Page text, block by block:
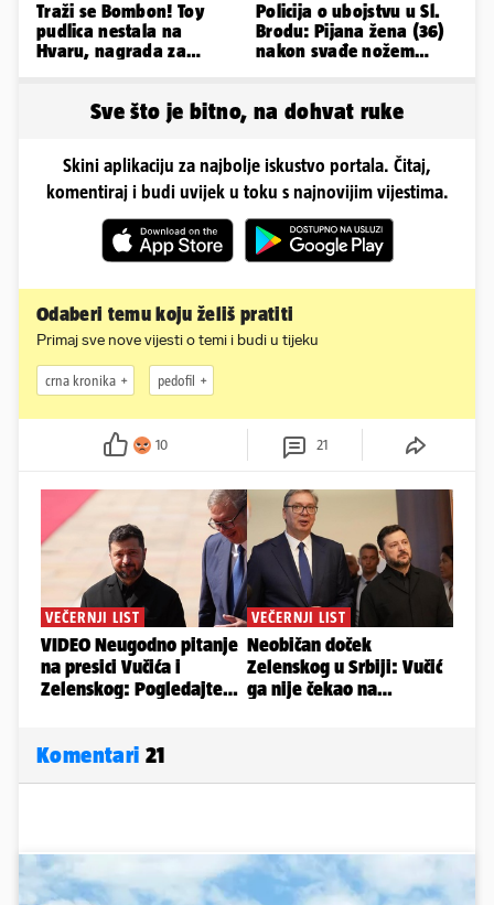
Traži se Bombon! Toy
pudlica nestala na
Hvaru, nagrada za
Policija o ubojstvu u Sl.
Brodu: Pijana žena (36)
nakon svađe nožem
Sve što je bitno, na dohvat ruke
Skini aplikaciju za najbolje iskustvo portala. Čitaj,
komentiraj i budi uvijek u toku s najnovijim vijestima.
Odaberi temu koju želiš pratiti
Primaj sve nove vijesti o temi i budi u tijeku
crna kronika pedofil
10 21
Komentari 21